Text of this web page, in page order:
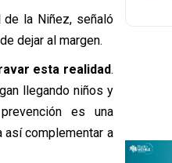
de la Niñez, señaló
dejar al margen.
esta realidad.
llegando niños y
es una
así complementar a